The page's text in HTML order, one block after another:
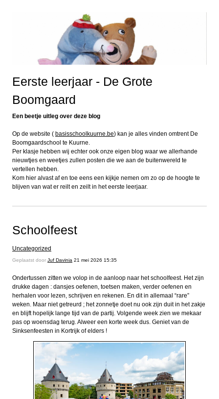
Eerste leerjaar - De Grote
Boomgaard
Een beetje uitleg over deze blog
Op de website ( basisschoolkuurne.be) kan je alles vinden omtrent De
Boomgaardschool te Kuurne.
Per klasje hebben wij echter ook onze eigen blog waar we allerhande
nieuwtjes en weetjes zullen posten die we aan de buitenwereld te
vertellen hebben.
Kom hier alvast af en toe eens een kijkje nemen om zo op de hoogte te
blijven van wat er reilt en zeilt in het eerste leerjaar.
Schoolfeest
Uncategorized
Geplaatst door Juf Davinia 21 mei 2026 15:35
Ondertussen zitten we volop in de aanloop naar het schoolfeest. Het zijn
drukke dagen : dansjes oefenen, toetsen maken, verder oefenen en
herhalen voor lezen, schrijven en rekenen. En dit in allemaal “rare”
weken. Maar niet getreurd ; het zonnetje doet nu ook zijn duit in het zakje
en blijft hopelijk lange tijd van de partij. Volgende week zien we mekaar
pas op woensdag terug. Alweer een korte week dus. Geniet van de
Sinksenfeesten in Kortrijk of elders !